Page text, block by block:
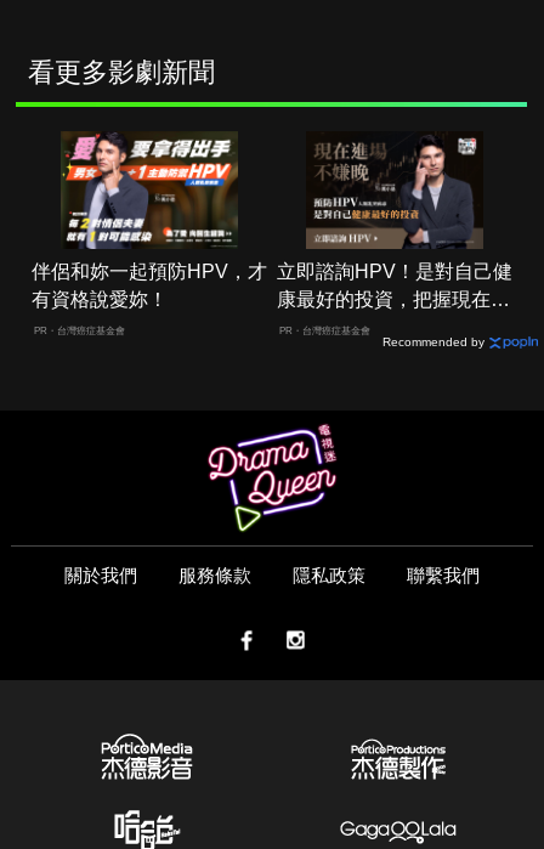
看更多影劇新聞
伴侶和妳一起預防HPV，才
有資格說愛妳！
PR・台灣癌症基金會
立即諮詢HPV！是對自己健
康最好的投資，把握現在不
嫌晚！
PR・台灣癌症基金會
Recommended by
關於我們 服務條款 隱私政策 聯繫我們